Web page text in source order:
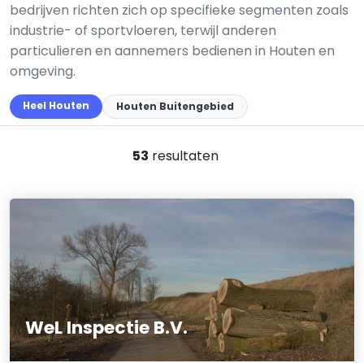
bedrijven richten zich op specifieke segmenten zoals
industrie- of sportvloeren, terwijl anderen
particulieren en aannemers bedienen in Houten en
omgeving.
Heel Houten Houten Buitengebied
53 resultaten
WeL Inspectie B.V.